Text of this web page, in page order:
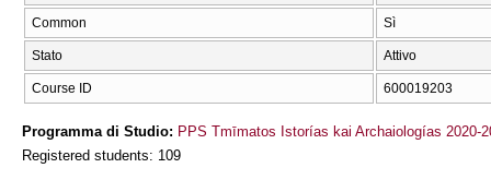
Common Sì
Stato Attivo
Course ID 600019203
Programma di Studio: PPS Tmīmatos Istorías kai Archaiologías 2020-
Registered students: 109